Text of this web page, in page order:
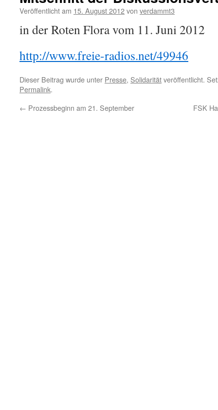
Veröffentlicht am 15. August 2012von verdammt3
in der Roten Flora vom 11. Juni 2012
http://www.freie-radios.net/49946
Dieser Beitrag wurde unter Presse, Solidaritätveröffentlicht.
Permalink.
← Prozessbeginn am 21. September FSK